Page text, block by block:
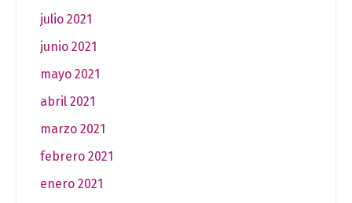
julio 2021
junio 2021
mayo 2021
abril 2021
marzo 2021
febrero 2021
enero 2021